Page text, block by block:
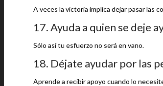
A veces la victoria implica dejar pasar las
17. Ayuda a quien se deje
Sólo así tu esfuerzo no será en vano.
18. Déjate ayudar por las
Aprende a recibir apoyo cuando lo